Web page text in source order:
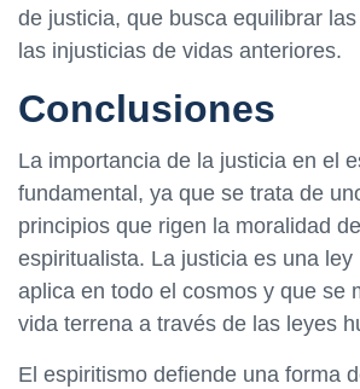
de justicia, que busca equilibrar
las injusticias de vidas anteriores.
Conclusiones
La importancia de la justicia en el
fundamental, ya que se trata de
principios que rigen la moralidad
espiritualista. La justicia es una
aplica en todo el cosmos y que se
vida terrena a través de las leyes
El espiritismo defiende una forma